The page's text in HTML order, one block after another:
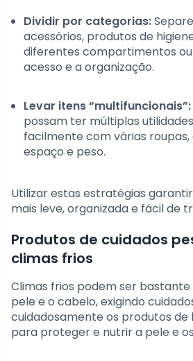
Dividir por categorias:
acessórios, produtos de
diferentes compartimentos
acesso e a organização.
Levar itens “multifuncionais”:
possam ter múltiplas
facilmente com várias
espaço e peso.
Utilizar estas estratégias
mais leve, organizada e fácil de
Produtos de cuidados
climas frios
Climas frios podem ser
pele e o cabelo, exigindo
cuidadosamente os produtos de
para proteger e nutrir a pele e